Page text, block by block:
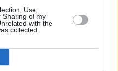
Use,
Sharing of my
with the
collected.
ale i w gronie rodzinnym
także Dominikanę,
.